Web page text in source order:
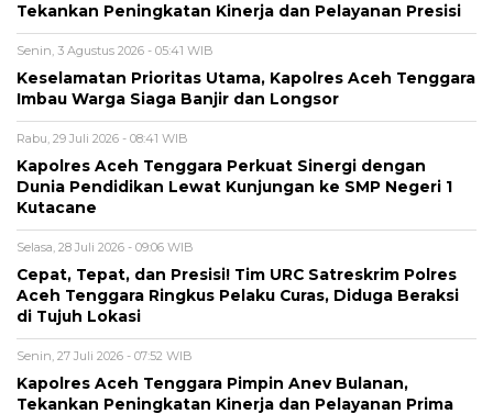
Tekankan Peningkatan Kinerja dan Pelayanan Presisi
Senin, 3 Agustus 2026 - 05:41 WIB
Keselamatan Prioritas Utama, Kapolres Aceh Tenggara
Imbau Warga Siaga Banjir dan Longsor
Rabu, 29 Juli 2026 - 08:41 WIB
Kapolres Aceh Tenggara Perkuat Sinergi dengan
Dunia Pendidikan Lewat Kunjungan ke SMP Negeri 1
Kutacane
Selasa, 28 Juli 2026 - 09:06 WIB
Cepat, Tepat, dan Presisi! Tim URC Satreskrim Polres
Aceh Tenggara Ringkus Pelaku Curas, Diduga Beraksi
di Tujuh Lokasi
Senin, 27 Juli 2026 - 07:52 WIB
Kapolres Aceh Tenggara Pimpin Anev Bulanan,
Tekankan Peningkatan Kinerja dan Pelayanan Prima